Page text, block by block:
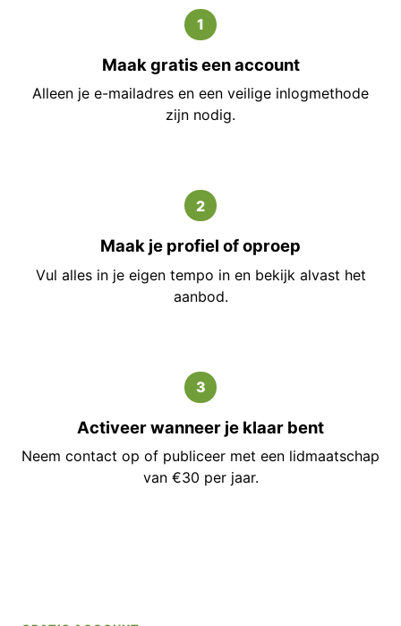
1
Maak gratis een account
Alleen je e-mailadres en een veilige inlogmethode
zijn nodig.
2
Maak je profiel of oproep
Vul alles in je eigen tempo in en bekijk alvast het
aanbod.
3
Activeer wanneer je klaar bent
Neem contact op of publiceer met een lidmaatschap
van €30 per jaar.